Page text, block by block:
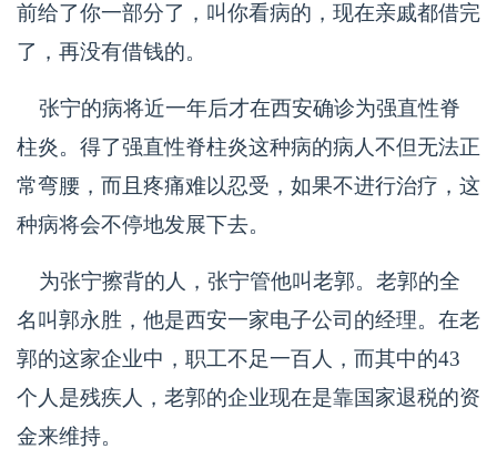
前给了你一部分了，叫你看病的，现在亲戚都借完
了，再没有借钱的。
张宁的病将近一年后才在西安确诊为强直性脊
柱炎。得了强直性脊柱炎这种病的病人不但无法正
常弯腰，而且疼痛难以忍受，如果不进行治疗，这
种病将会不停地发展下去。
为张宁擦背的人，张宁管他叫老郭。老郭的全
名叫郭永胜，他是西安一家电子公司的经理。在老
郭的这家企业中，职工不足一百人，而其中的43
个人是残疾人，老郭的企业现在是靠国家退税的资
金来维持。